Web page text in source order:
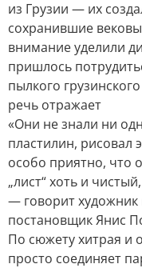
из Грузии — их
сохранившие
внимание уделили
пришлось
пылкого
речь отражает
«Они не знали ни
пластилин, рисовал
особо приятно, что
„лист“ хоть и
— говорит
постановщик Янис
По сюжету хитрая и
просто соединяет